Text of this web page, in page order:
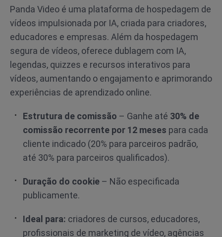
Panda Video é uma plataforma de hospedagem de
vídeos impulsionada por IA, criada para criadores,
educadores e empresas. Além da hospedagem
segura de vídeos, oferece dublagem com IA,
legendas, quizzes e recursos interativos para
vídeos, aumentando o engajamento e aprimorando
experiências de aprendizado online.
Estrutura de comissão – Ganhe até 30% de
comissão recorrente por 12 meses para cada
cliente indicado (20% para parceiros padrão,
até 30% para parceiros qualificados).
Duração do cookie – Não especificada
publicamente.
Ideal para: criadores de cursos, educadores,
profissionais de marketing de vídeo, agências